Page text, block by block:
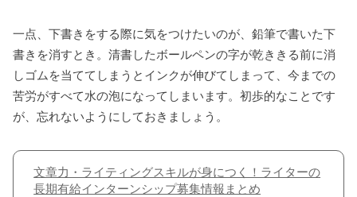
一点、下書きをする際に気をつけたいのが、鉛筆で書いた下
書きを消すとき。清書したボールペンの字が乾ききる前に消
しゴムを当ててしまうとインクが伸びてしまって、今までの
苦労がすべて水の泡になってしまいます。初歩的なことです
が、忘れないようにしておきましょう。
文章力・ライティングスキルが身につく！ライターの
長期有給インターンシップ募集情報まとめ